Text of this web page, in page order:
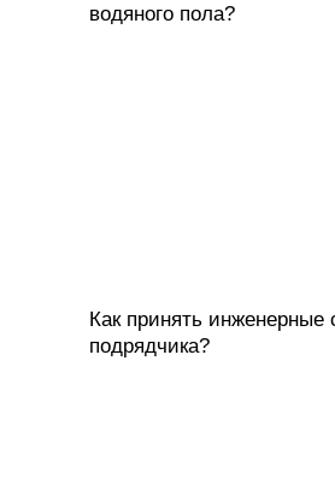
водяного пола?
Как принять инженерные
подрядчика?